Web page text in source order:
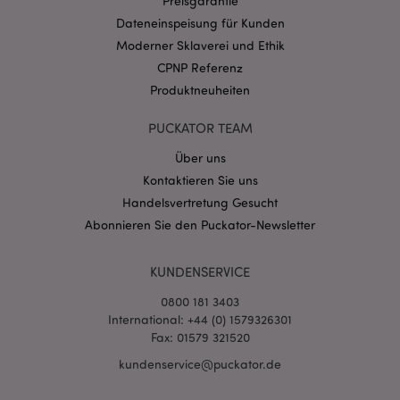
Dateneinspeisung für Kunden
Moderner Sklaverei und Ethik
CPNP Referenz
Produktneuheiten
PUCKATOR TEAM
Über uns
Kontaktieren Sie uns
Handelsvertretung Gesucht
Abonnieren Sie den Puckator-Newsletter
KUNDENSERVICE
0800 181 3403
International: +44 (0) 1579326301
Fax: 01579 321520
kundenservice@puckator.de
CookieScriptConsent
CookieScript
.puckator.de
mage-cache-storage-section-